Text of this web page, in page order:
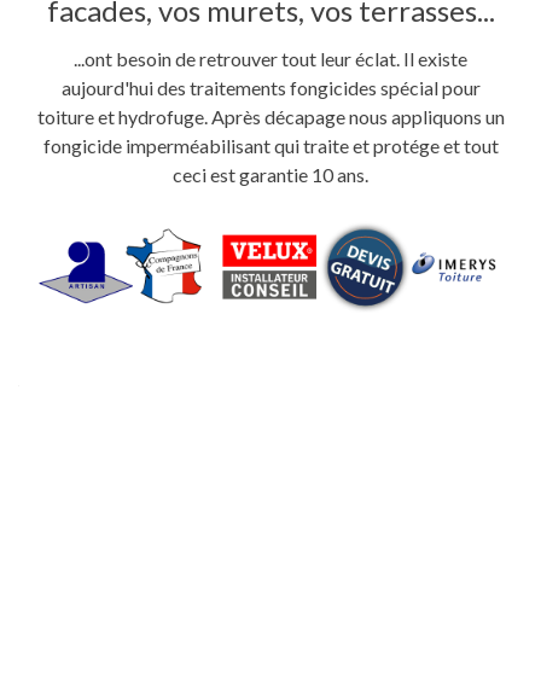
facades, vos murets, vos terrasses...
...ont besoin de retrouver tout leur éclat. Il existe
aujourd'hui des traitements fongicides spécial pour
toiture et hydrofuge. Après décapage nous appliquons un
fongicide imperméabilisant qui traite et protége et tout
ceci est garantie 10 ans.